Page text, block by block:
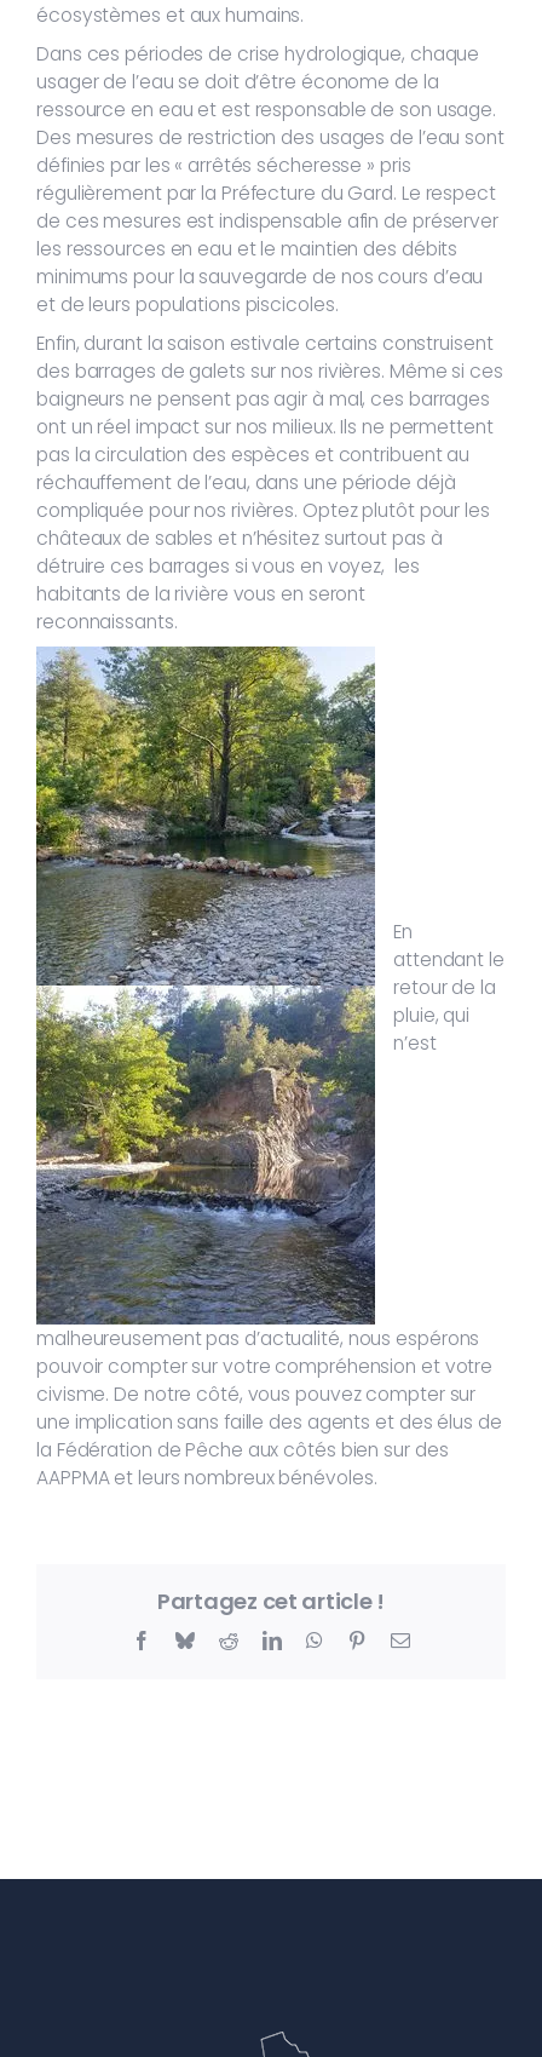
écosystèmes et aux humains.
Dans ces périodes de crise hydrologique, chaque
usager de l’eau se doit d’être économe de la
ressource en eau et est responsable de son usage.
Des mesures de restriction des usages de l’eau sont
définies par les « arrêtés sécheresse » pris
régulièrement par la Préfecture du Gard. Le respect
de ces mesures est indispensable afin de préserver
les ressources en eau et le maintien des débits
minimums pour la sauvegarde de nos cours d’eau
et de leurs populations piscicoles.
Enfin, durant la saison estivale certains construisent
des barrages de galets sur nos rivières. Même si ces
baigneurs ne pensent pas agir à mal, ces barrages
ont un réel impact sur nos milieux. Ils ne permettent
pas la circulation des espèces et contribuent au
réchauffement de l’eau, dans une période déjà
compliquée pour nos rivières. Optez plutôt pour les
châteaux de sables et n’hésitez surtout pas à
détruire ces barrages si vous en voyez, les
habitants de la rivière vous en seront
reconnaissants.
En
attendant le
retour de la
pluie, qui
n’est
malheureusement pas d’actualité, nous espérons
pouvoir compter sur votre compréhension et votre
civisme. De notre côté, vous pouvez compter sur
une implication sans faille des agents et des élus de
la Fédération de Pêche aux côtés bien sur des
AAPPMA et leurs nombreux bénévoles.
Partagez cet article !
Facebook
BlueskyRedditLinkedInWhatsApp
PinterestEmail